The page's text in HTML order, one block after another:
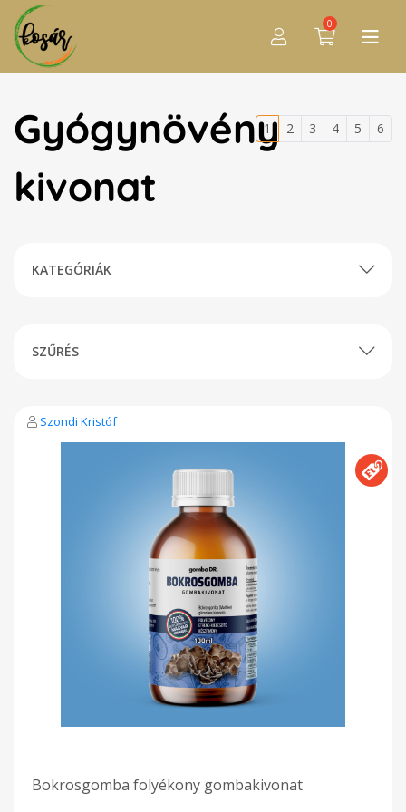
0
Gyógynövény
kivonat
1 2 3 4 5 6
KATEGÓRIÁK
SZŰRÉS
Szondi Kristóf
Bokrosgomba folyékony gombakivonat